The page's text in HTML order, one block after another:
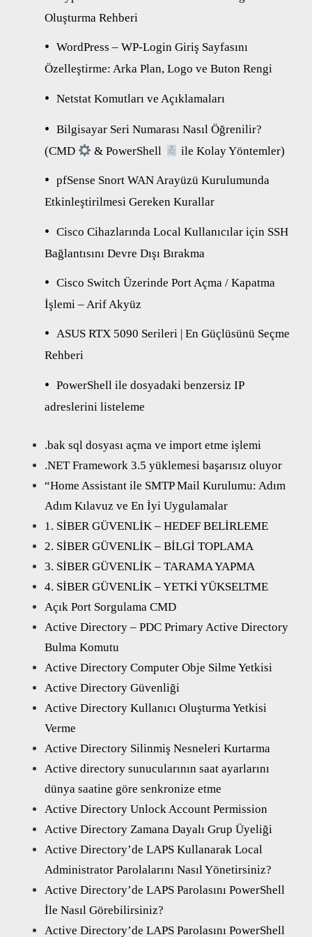
Oluşturma Rehberi
WordPress – WP-Login Giriş Sayfasını
Özelleştirme: Arka Plan, Logo ve Buton Rengi
Netstat Komutları ve Açıklamaları
Bilgisayar Seri Numarası Nasıl Öğrenilir?
(CMD
& PowerShell ile Kolay Yöntemler)
pfSense Snort WAN Arayüzü Kurulumunda
Etkinleştirilmesi Gereken Kurallar
Cisco Cihazlarında Local Kullanıcılar için SSH
Bağlantısını Devre Dışı Bırakma
Cisco Switch Üzerinde Port Açma / Kapatma
İşlemi – Arif Akyüz
ASUS RTX 5090 Serileri | En Güçlüsünü Seçme
Rehberi
PowerShell ile dosyadaki benzersiz IP
adreslerini listeleme
.bak sql dosyası açma ve import etme işlemi
.NET Framework 3.5 yüklemesi başarısız oluyor
“Home Assistant ile SMTP Mail Kurulumu: Adım
Adım Kılavuz ve En İyi Uygulamalar
1. SİBER GÜVENLİK – HEDEF BELİRLEME
2. SİBER GÜVENLİK – BİLGİ TOPLAMA
3. SİBER GÜVENLİK – TARAMA YAPMA
4. SİBER GÜVENLİK – YETKİ YÜKSELTME
Açık Port Sorgulama CMD
Active Directory – PDC Primary Active Directory
Bulma Komutu
Active Directory Computer Obje Silme Yetkisi
Active Directory Güvenliği
Active Directory Kullanıcı Oluşturma Yetkisi
Verme
Active Directory Silinmiş Nesneleri Kurtarma
Active directory sunucularının saat ayarlarını
dünya saatine göre senkronize etme
Active Directory Unlock Account Permission
Active Directory Zamana Dayalı Grup Üyeliği
Active Directory’de LAPS Kullanarak Local
Administrator Parolalarını Nasıl Yönetirsiniz?
Active Directory’de LAPS Parolasını PowerShell
İle Nasıl Görebilirsiniz?
Active Directory’de LAPS Parolasını PowerShell